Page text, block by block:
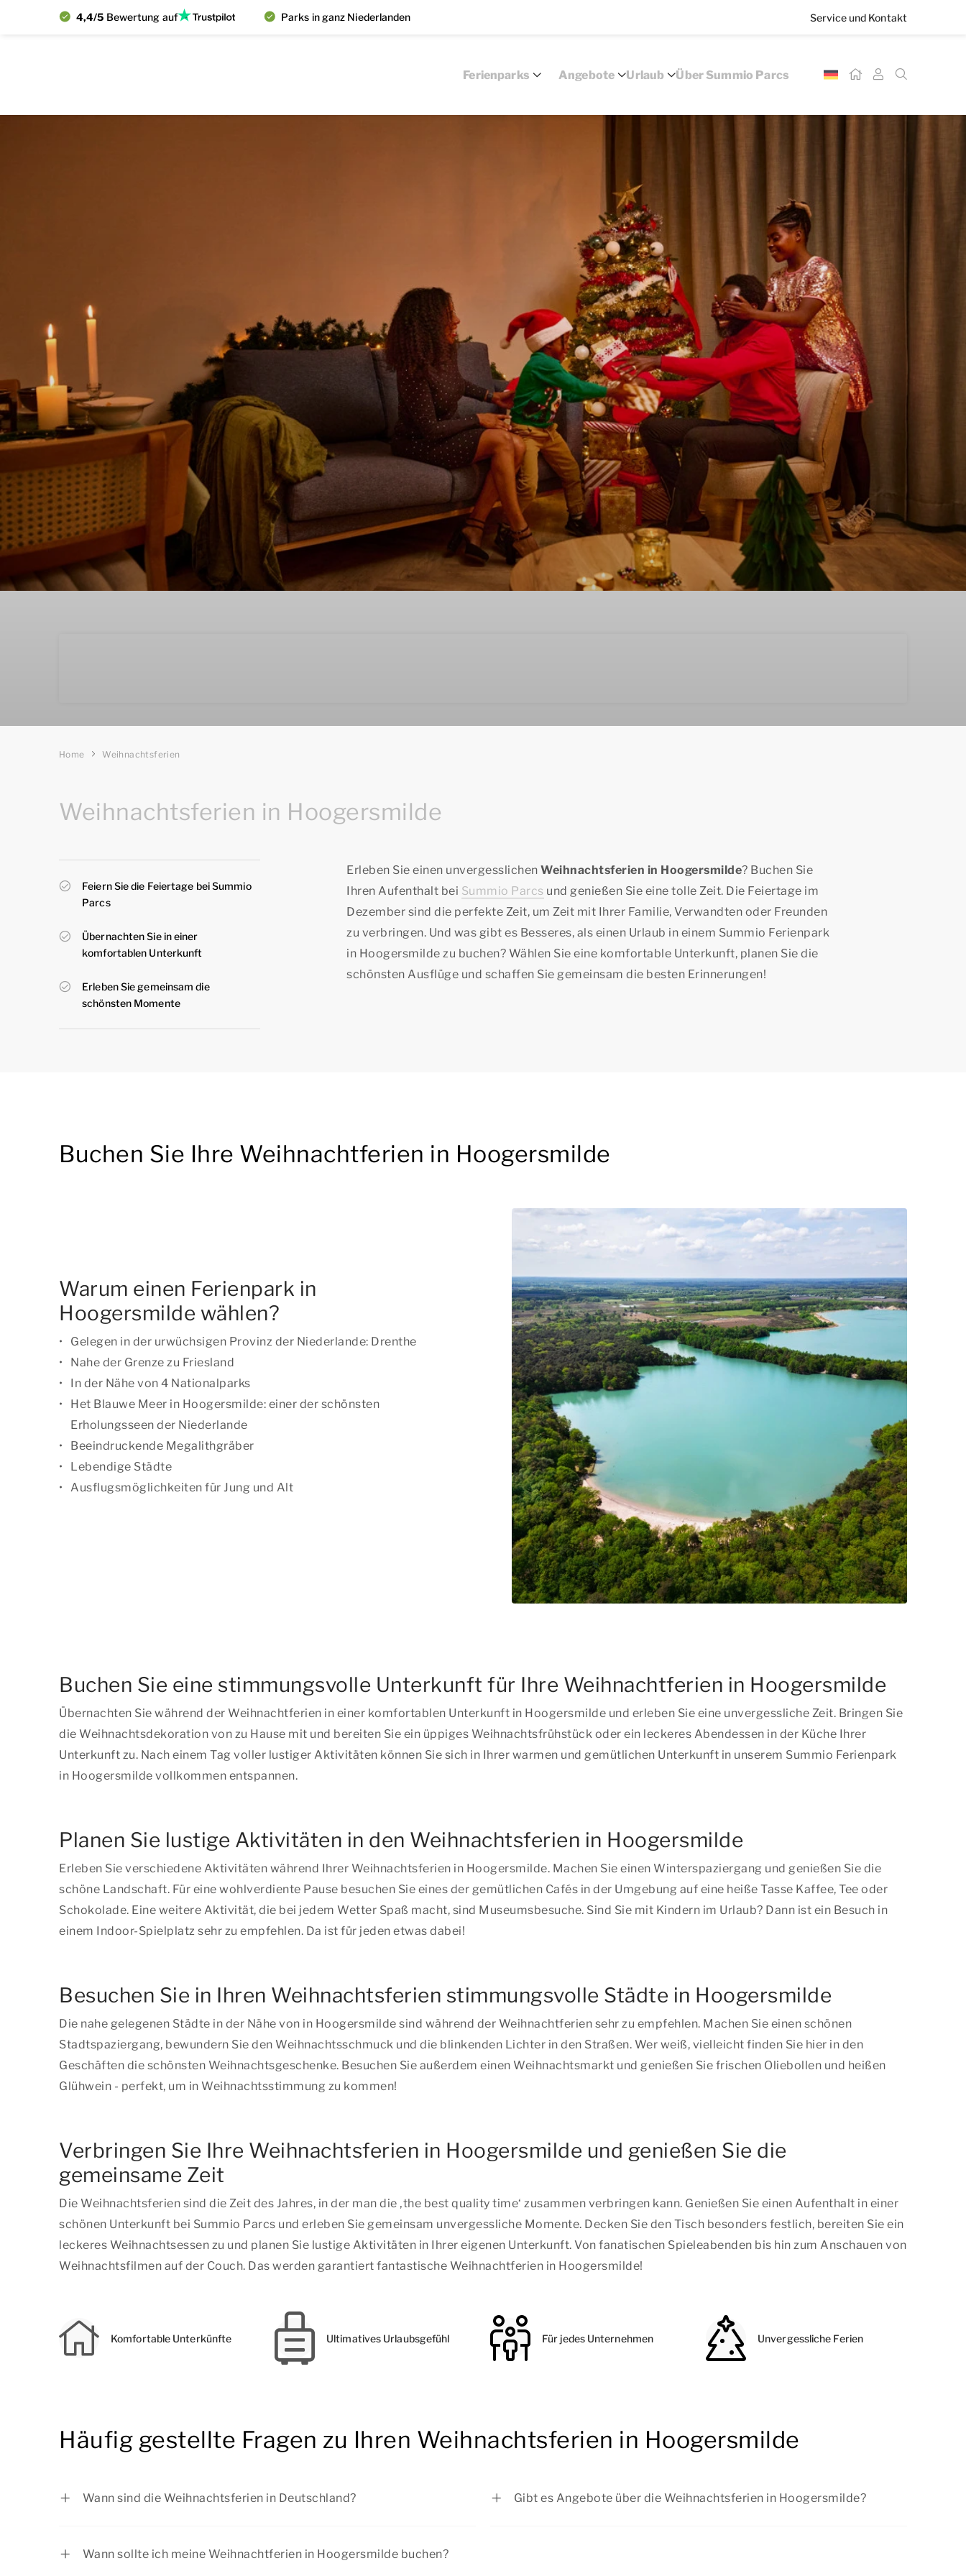
4,4/5 Bewertung auf Parks in ganz Niederlanden Service und Kontakt
Ferienparks Angebote Urlaub Über Summio Parcs
Home Weihnachtsferien
Weihnachtsferien in Hoogersmilde
Feiern Sie die Feiertage bei Summio
Parcs
Übernachten Sie in einer
komfortablen Unterkunft
Erleben Sie gemeinsam die
schönsten Momente
Erleben Sie einen unvergesslichen Weihnachtsferien in Hoogersmilde? Buchen Sie
Ihren Aufenthalt bei Summio Parcs und genießen Sie eine tolle Zeit. Die Feiertage im
Dezember sind die perfekte Zeit, um Zeit mit Ihrer Familie, Verwandten oder Freunden
zu verbringen. Und was gibt es Besseres, als einen Urlaub in einem Summio Ferienpark
in Hoogersmilde zu buchen? Wählen Sie eine komfortable Unterkunft, planen Sie die
schönsten Ausflüge und schaffen Sie gemeinsam die besten Erinnerungen!
Buchen Sie Ihre Weihnachtferien in Hoogersmilde
Warum einen Ferienpark in
Hoogersmilde wählen?
Gelegen in der urwüchsigen Provinz der Niederlande: Drenthe
Nahe der Grenze zu Friesland
In der Nähe von 4 Nationalparks
Het Blauwe Meer in Hoogersmilde: einer der schönsten
Erholungsseen der Niederlande
Beeindruckende Megalithgräber
Lebendige Städte
Ausflugsmöglichkeiten für Jung und Alt
Buchen Sie eine stimmungsvolle Unterkunft für Ihre Weihnachtferien in Hoogersmilde
Übernachten Sie während der Weihnachtferien in einer komfortablen Unterkunft in Hoogersmilde und erleben Sie eine unvergessliche Zeit. Bringen Sie
die Weihnachtsdekoration von zu Hause mit und bereiten Sie ein üppiges Weihnachtsfrühstück oder ein leckeres Abendessen in der Küche Ihrer
Unterkunft zu. Nach einem Tag voller lustiger Aktivitäten können Sie sich in Ihrer warmen und gemütlichen Unterkunft in unserem Summio Ferienpark
in Hoogersmilde vollkommen entspannen.
Planen Sie lustige Aktivitäten in den Weihnachtsferien in Hoogersmilde
Erleben Sie verschiedene Aktivitäten während Ihrer Weihnachtsferien in Hoogersmilde. Machen Sie einen Winterspaziergang und genießen Sie die
schöne Landschaft. Für eine wohlverdiente Pause besuchen Sie eines der gemütlichen Cafés in der Umgebung auf eine heiße Tasse Kaffee, Tee oder
Schokolade. Eine weitere Aktivität, die bei jedem Wetter Spaß macht, sind Museumsbesuche. Sind Sie mit Kindern im Urlaub? Dann ist ein Besuch in
einem Indoor-Spielplatz sehr zu empfehlen. Da ist für jeden etwas dabei!
Besuchen Sie in Ihren Weihnachtsferien stimmungsvolle Städte in Hoogersmilde
Die nahe gelegenen Städte in der Nähe von in Hoogersmilde sind während der Weihnachtferien sehr zu empfehlen. Machen Sie einen schönen
Stadtspaziergang, bewundern Sie den Weihnachtsschmuck und die blinkenden Lichter in den Straßen. Wer weiß, vielleicht finden Sie hier in den
Geschäften die schönsten Weihnachtsgeschenke. Besuchen Sie außerdem einen Weihnachtsmarkt und genießen Sie frischen Oliebollen und heißen
Glühwein - perfekt, um in Weihnachtsstimmung zu kommen!
Verbringen Sie Ihre Weihnachtsferien in Hoogersmilde und genießen Sie die
gemeinsame Zeit
Die Weihnachtsferien sind die Zeit des Jahres, in der man die ‚the best quality time‘ zusammen verbringen kann. Genießen Sie einen Aufenthalt in einer
schönen Unterkunft bei Summio Parcs und erleben Sie gemeinsam unvergessliche Momente. Decken Sie den Tisch besonders festlich, bereiten Sie ein
leckeres Weihnachtsessen zu und planen Sie lustige Aktivitäten in Ihrer eigenen Unterkunft. Von fanatischen Spieleabenden bis hin zum Anschauen von
Weihnachtsfilmen auf der Couch. Das werden garantiert fantastische Weihnachtferien in Hoogersmilde!
Komfortable Unterkünfte Ultimatives Urlaubsgefühl Für jedes Unternehmen Unvergessliche Ferien
Häufig gestellte Fragen zu Ihren Weihnachtsferien in Hoogersmilde
Wann sind die Weihnachtsferien in Deutschland?
Gibt es Angebote über die Weihnachtsferien in Hoogersmilde?
Wann sollte ich meine Weihnachtferien in Hoogersmilde buchen?